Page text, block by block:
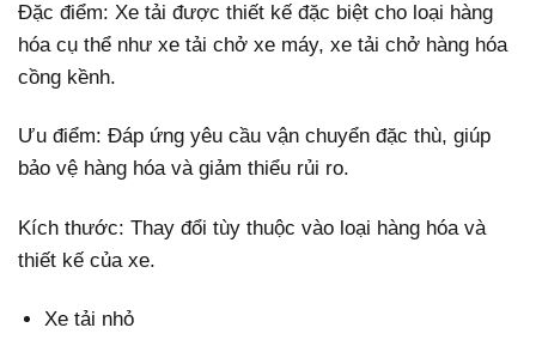
Đặc điểm: Xe tải được thiết kế đặc biệt cho loại hàng
hóa cụ thể như xe tải chở xe máy, xe tải chở hàng hóa
cồng kềnh.
Ưu điểm: Đáp ứng yêu cầu vận chuyển đặc thù, giúp
bảo vệ hàng hóa và giảm thiểu rủi ro.
Kích thước: Thay đổi tùy thuộc vào loại hàng hóa và
thiết kế của xe.
Xe tải nhỏ